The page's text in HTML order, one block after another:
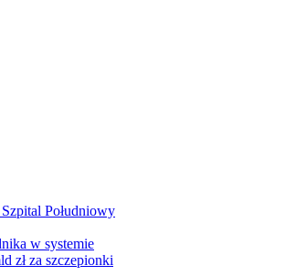
Południowy
w systemie
zł za szczepionki